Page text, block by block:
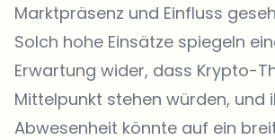
Marktpräsenz und Einfluss
Solch hohe Einsätze spiegeln
Erwartung wider, dass Krypto-
Mittelpunkt stehen würden, und
Abwesenheit könnte auf ein